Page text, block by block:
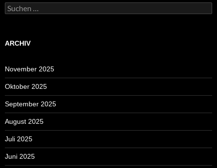
Suchen
nach:
ARCHIV
November 2025
Oktober 2025
September 2025
August 2025
Juli 2025
Juni 2025